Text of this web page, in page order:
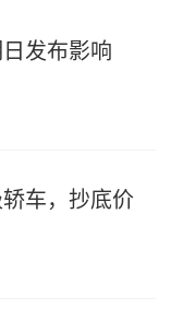
发布影响
车，抄底价